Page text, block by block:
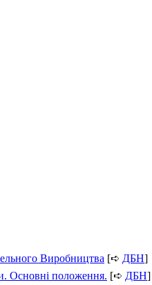
Виробництва [➪ ДБН]
Основні положення. [➪ ДБН]